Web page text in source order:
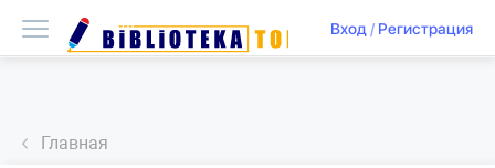
Вход/ Регистрация
Главная